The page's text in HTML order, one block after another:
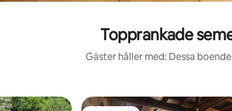
Topprankade
Gäster håller med: Dessa